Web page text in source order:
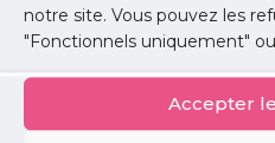
notre site. Vous pouvez les
"Fonctionnels uniquement"
Accepter
Lire l'article